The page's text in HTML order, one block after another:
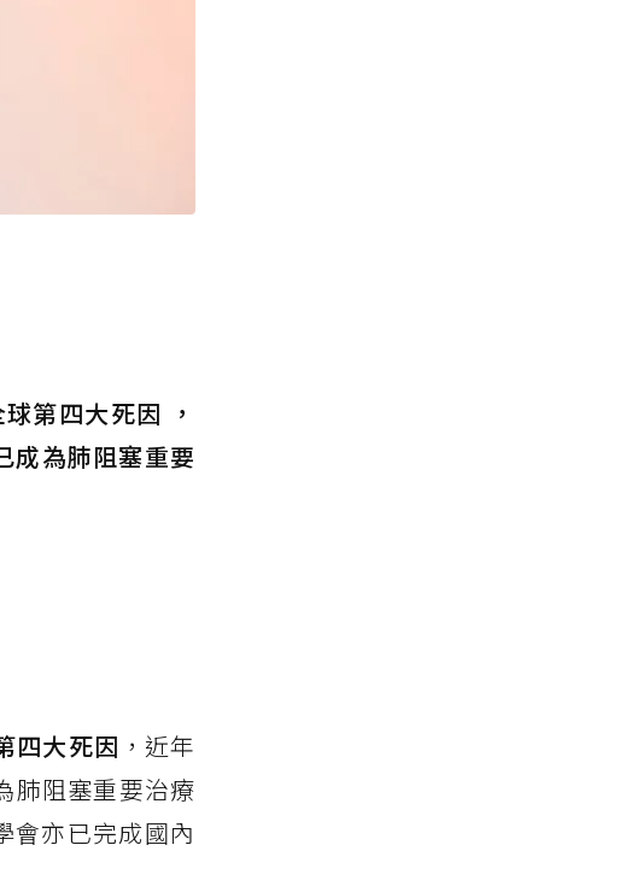
第四大死因 ，
成為肺阻塞重要
四大死因 ，近年
肺阻塞重要治療
會亦已完成國內